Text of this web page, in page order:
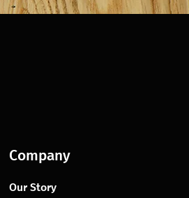
Company
Our Story